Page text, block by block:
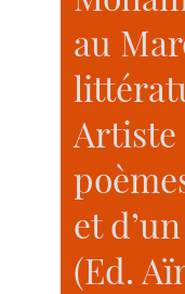
au
Artiste
et
(Ed.